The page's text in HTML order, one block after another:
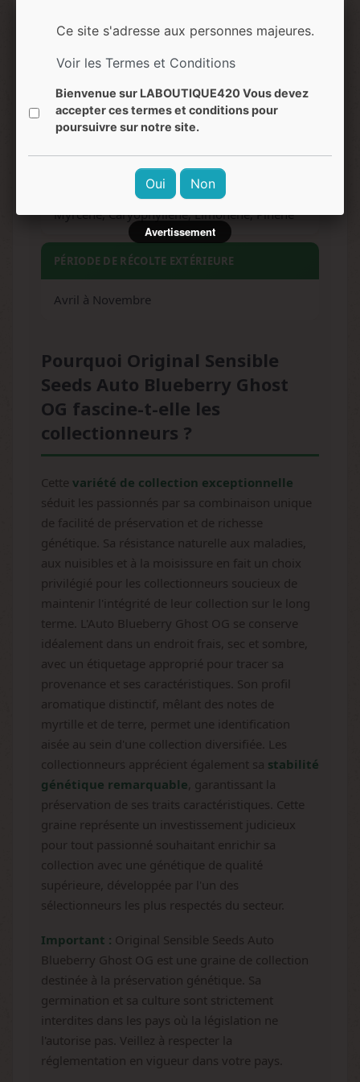
Relaxant, Euphorique, Uplifting, Heureux
NIVEAU DE DIFFICULTÉ
Facile
TERPÈNES DOMINANTS
Myrcène, Caryophyllène, Limonène, Pinène
PÉRIODE DE RÉCOLTE EXTÉRIEURE
Avril à Novembre
Pourquoi Original Sensible
Seeds Auto Blueberry Ghost
OG fascine-t-elle les
collectionneurs ?
Cette variété de collection exceptionnelle
séduit les passionnés par sa combinaison unique
de facilité de préservation et de richesse
génétique. Sa résistance naturelle aux maladies,
aux nuisibles et à la moisissure en fait un choix
privilégié pour les collectionneurs soucieux de
maintenir l'intégrité de leur collection sur le long
terme. L'Auto Blueberry Ghost OG se conserve
idéalement dans un endroit frais, sec et sombre,
avec un étiquetage approprié pour tracer sa
provenance et ses caractéristiques. Son profil
aromatique distinctif, mêlant des notes de
myrtille et de terre, permet une identification
aisée au sein d'une collection diversifiée. Les
collectionneurs apprécient également sa stabilité
génétique remarquable , garantissant la
préservation de ses traits caractéristiques. Cette
graine représente un investissement judicieux
pour tout passionné souhaitant enrichir sa
collection avec une génétique de qualité
supérieure, développée par l'un des
sélectionneurs les plus respectés du secteur.
Important : Original Sensible Seeds Auto
Blueberry Ghost OG est une graine de collection
destinée à la préservation génétique. Sa
germination et sa culture sont strictement
interdites dans les pays où la législation ne
l'autorise pas. Veillez à respecter la
réglementation en vigueur dans votre pays.
Ce site s'adresse aux personnes majeures.
Voir les Termes et Conditions
Bienvenue sur LABOUTIQUE420 Vous devez
accepter ces termes et conditions pour
poursuivre sur notre site.
Oui Non
Avertissement